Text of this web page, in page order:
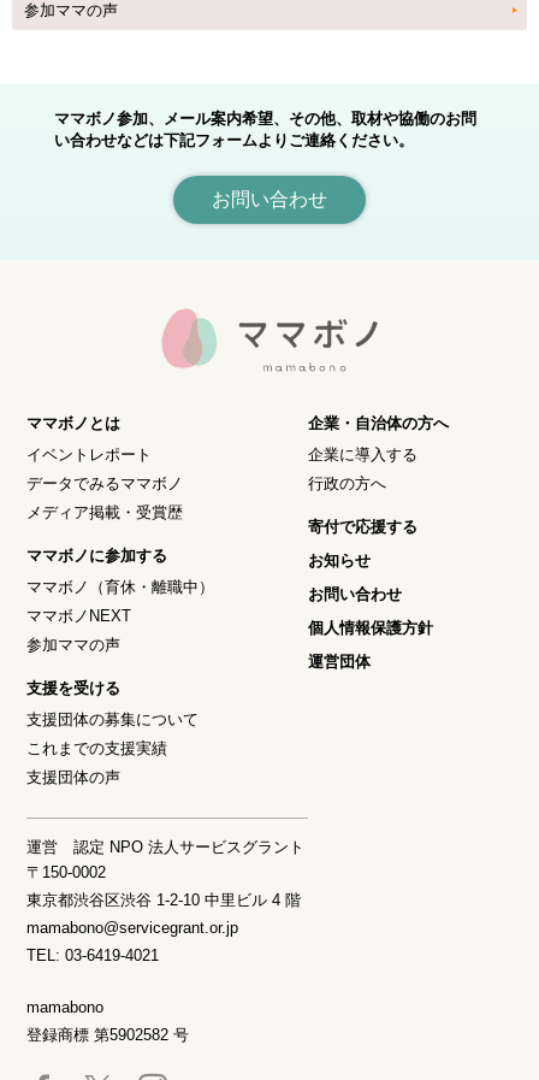
参加ママの声
ママボノ参加、メール案内希望、その他、取材や協働のお問
い合わせなどは下記フォームよりご連絡ください。
お問い合わせ
ママボノとは
イベントレポート
データでみるママボノ
メディア掲載・受賞歴
ママボノに参加する
ママボノ（育休・離職中）
ママボノNEXT
参加ママの声
支援を受ける
支援団体の募集について
これまでの支援実績
支援団体の声
企業・自治体の方へ
企業に導入する
行政の方へ
寄付で応援する
お知らせ
お問い合わせ
個人情報保護方針
運営団体
運営 認定 NPO 法人サービスグラント
〒150-0002
東京都渋谷区渋谷 1-2-10 中里ビル 4 階
mamabono@servicegrant.or.jp
TEL: 03-6419-4021
mamabono
登録商標 第5902582 号